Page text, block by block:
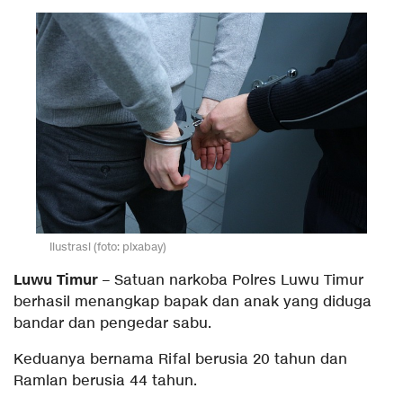
Ilustrasi (foto: pixabay)
Luwu Timur – Satuan narkoba Polres Luwu Timur
berhasil menangkap bapak dan anak yang diduga
bandar dan pengedar sabu.
Keduanya bernama Rifal berusia 20 tahun dan
Ramlan berusia 44 tahun.